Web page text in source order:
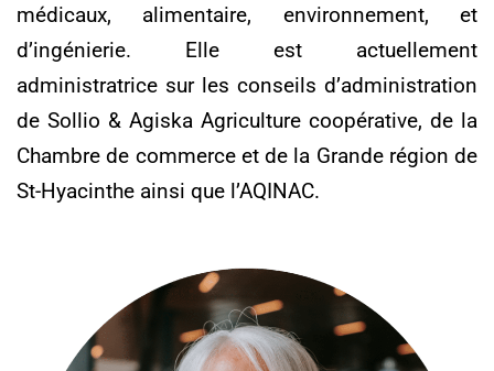
médicaux, alimentaire, environnement, et
d’ingénierie. Elle est actuellement
administratrice sur les conseils d’administration
de Sollio & Agiska Agriculture coopérative, de la
Chambre de commerce et de la Grande région de
St-Hyacinthe ainsi que l’AQINAC.